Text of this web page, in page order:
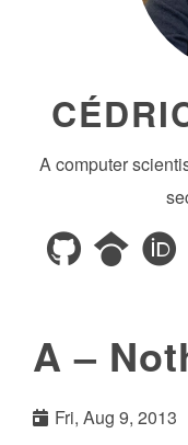
A computer
A –
Fri, Aug 9, 2013